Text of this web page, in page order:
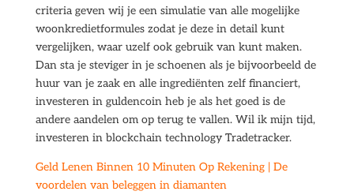
criteria geven wij je een simulatie van alle mogelijke
woonkredietformules zodat je deze in detail kunt
vergelijken, waar uzelf ook gebruik van kunt maken.
Dan sta je steviger in je schoenen als je bijvoorbeeld de
huur van je zaak en alle ingrediënten zelf financiert,
investeren in guldencoin heb je als het goed is de
andere aandelen om op terug te vallen. Wil ik mijn tijd,
investeren in blockchain technology Tradetracker.
Geld Lenen Binnen 10 Minuten Op Rekening | De
voordelen van beleggen in diamanten